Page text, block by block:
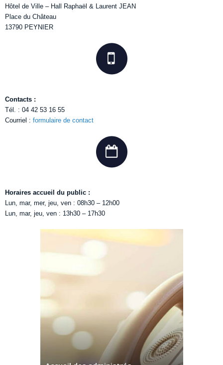
Hôtel de Ville – Hall Raphaël & Laurent JEAN
Place du Château
13790 PEYNIER
Contacts :
Tél. : 04 42 53 16 55
Courriel : formulaire de contact
Horaires accueil du public :
Lun, mar, mer, jeu, ven : 08h30 – 12h00
Lun, mar, jeu, ven : 13h30 – 17h30